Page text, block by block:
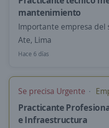
mantenimiento
Importante empresa del
Ate, Lima
Hace 6 días
Se precisa Urgente
Practicante
e Infraestructura